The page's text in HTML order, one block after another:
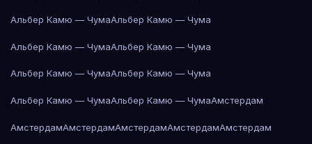
Альбер Камю — ЧумаАльбер Камю — Чума
Альбер Камю — ЧумаАльбер Камю — Чума
Альбер Камю — ЧумаАльбер Камю — Чума
Альбер Камю — ЧумаАльбер Камю — ЧумаАмстердам
АмстердамАмстердамАмстердамАмстердамАмстердам